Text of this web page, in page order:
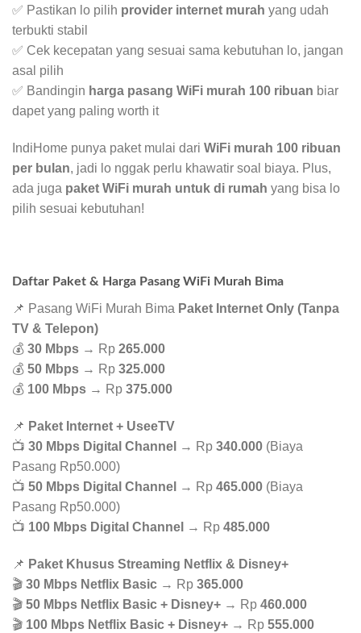
✅ Pastikan lo pilih provider internet murah yang udah
terbukti stabil
✅ Cek kecepatan yang sesuai sama kebutuhan lo, jangan
asal pilih
✅ Bandingin harga pasang WiFi murah 100 ribuan biar
dapet yang paling worth it
IndiHome punya paket mulai dari WiFi murah 100 ribuan
per bulan, jadi lo nggak perlu khawatir soal biaya. Plus,
ada juga paket WiFi murah untuk di rumah yang bisa lo
pilih sesuai kebutuhan!
Daftar Paket & Harga Pasang WiFi Murah Bima
📌 Pasang WiFi Murah Bima Paket Internet Only (Tanpa
TV & Telepon)
💰 30 Mbps → Rp 265.000
💰 50 Mbps → Rp 325.000
💰 100 Mbps → Rp 375.000
📌 Paket Internet + UseeTV
📺 30 Mbps Digital Channel → Rp 340.000 (Biaya
Pasang Rp50.000)
📺 50 Mbps Digital Channel → Rp 465.000 (Biaya
Pasang Rp50.000)
📺 100 Mbps Digital Channel → Rp 485.000
📌 Paket Khusus Streaming Netflix & Disney+
🎬 30 Mbps Netflix Basic → Rp 365.000
🎬 50 Mbps Netflix Basic + Disney+ → Rp 460.000
🎬 100 Mbps Netflix Basic + Disney+ → Rp 555.000